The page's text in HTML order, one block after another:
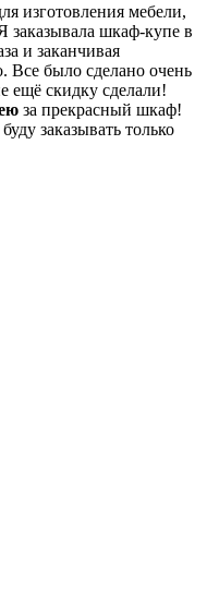
изготовления мебели,
шкаф-купе в
и заканчивая
было сделано очень
ещё скидку сделали!
за прекрасный шкаф!
заказывать только